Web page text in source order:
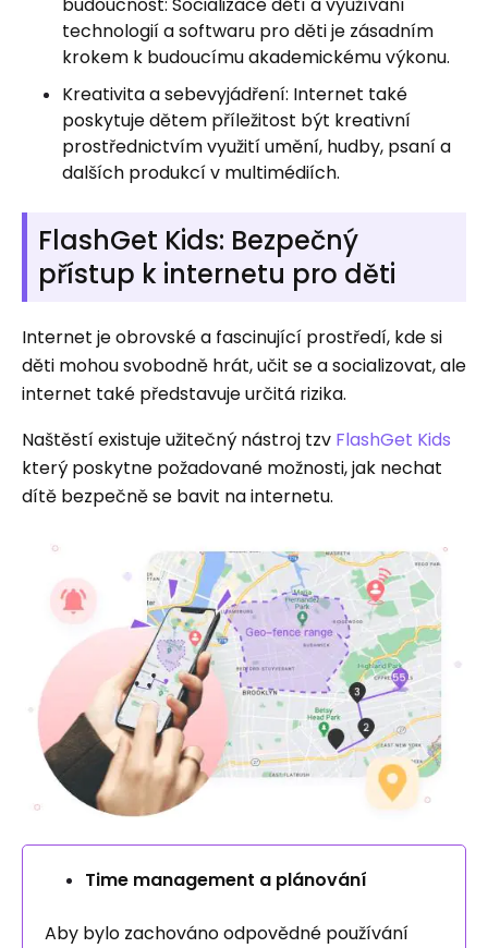
budoucnost: Socializace dětí a využívání
technologií a softwaru pro děti je zásadním
krokem k budoucímu akademickému výkonu.
Kreativita a sebevyjádření: Internet také
poskytuje dětem příležitost být kreativní
prostřednictvím využití umění, hudby, psaní a
dalších produkcí v multimédiích.
FlashGet Kids: Bezpečný
přístup k internetu pro děti
Internet je obrovské a fascinující prostředí, kde si
děti mohou svobodně hrát, učit se a socializovat, ale
internet také představuje určitá rizika.
Naštěstí existuje užitečný nástroj tzv FlashGet Kids
který poskytne požadované možnosti, jak nechat
dítě bezpečně se bavit na internetu.
Time management a plánování
Aby bylo zachováno odpovědné používání